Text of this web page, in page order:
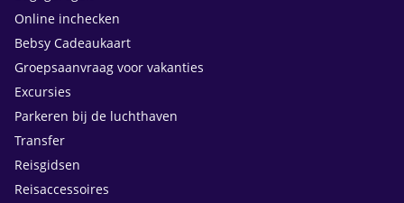
Online inchecken
Bebsy Cadeaukaart
Groepsaanvraag voor vakanties
Excursies
Parkeren bij de luchthaven
Transfer
Reisgidsen
Reisaccessoires